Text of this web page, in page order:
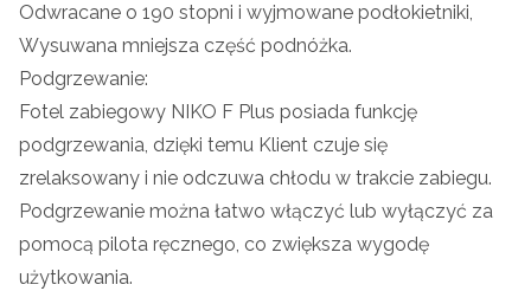
Odwracane o 190 stopni i wyjmowane podłokietniki,
Wysuwana mniejsza część podnóżka.
Podgrzewanie:
Fotel zabiegowy NIKO F Plus posiada funkcję
podgrzewania, dzięki temu Klient czuje się
zrelaksowany i nie odczuwa chłodu w trakcie zabiegu.
Podgrzewanie można łatwo włączyć lub wyłączyć za
pomocą pilota ręcznego, co zwiększa wygodę
użytkowania.